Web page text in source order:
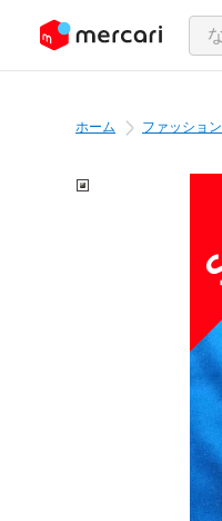
ツにスキップ
ホーム ファッション